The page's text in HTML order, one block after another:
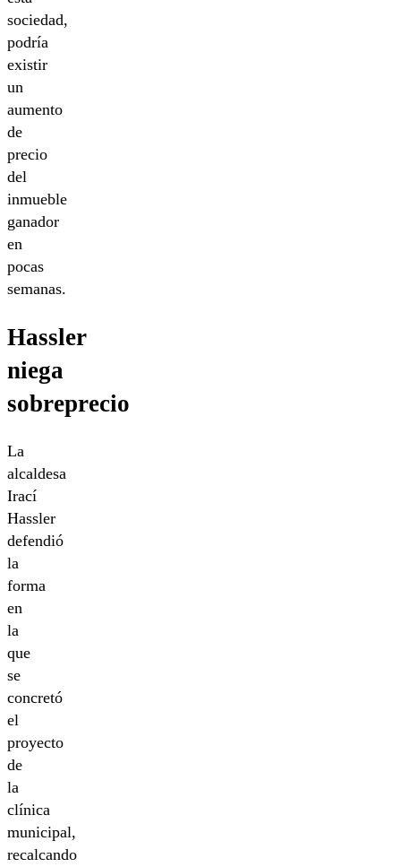
sociedad,
podría
existir
un
aumento
de
precio
del
inmueble
ganador
en
pocas
semanas.
Hassler
niega
sobreprecio
La
alcaldesa
Irací
Hassler
defendió
la
forma
en
la
que
se
concretó
el
proyecto
de
la
clínica
municipal,
recalcando